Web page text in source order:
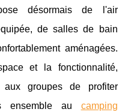
désormais de l'air
de salles de bain
aménagées.
et la fonctionnalité,
groupes de profiter
ensemble au camping